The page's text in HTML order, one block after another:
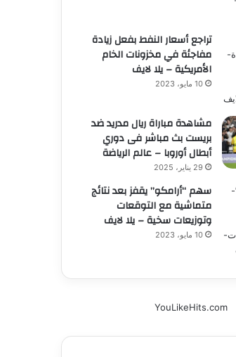
تراجع أسعار النفط بفعل زيادة
مفاجئة في مخزونات الخام
الأمريكية – يلا لايف
10 مايو، 2023
مشاهدة مباراة ريال مدريد ضد
بريست بث مباشر فى دوري
أبطال أوروبا – عالم الرياضة
29 يناير، 2025
سهم “أرامكو” يقفز بعد نتائج
متماشية مع التوقعات
وتوزيعات سخية – يلا لايف
10 مايو، 2023
YouLikeHits.com